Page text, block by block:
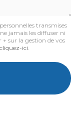
transmises
jamais les diffuser ni
sur la gestion de vos
cliquez-ici